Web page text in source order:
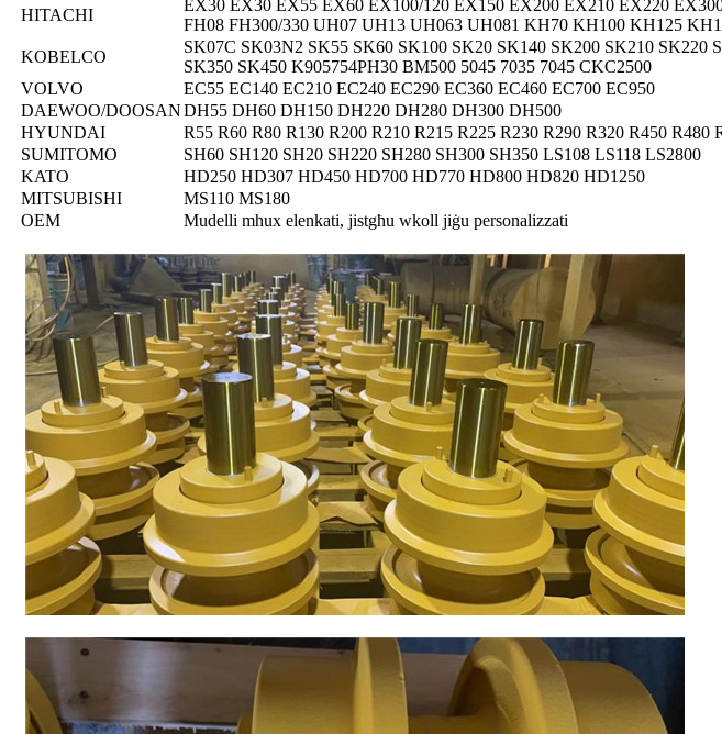
HITACHI
EX30 EX30 EX55 EX60 EX100/120 EX150 EX200 EX210 EX220
FH08 FH300/330 UH07 UH13 UH063 UH081 KH70 KH100 KH125
KOBELCO
SK07C SK03N2 SK55 SK60 SK100 SK20 SK140 SK200 SK210
SK350 SK450 K905754PH30 BM500 5045 7035 7045 CKC2500
VOLVO
EC55 EC140 EC210 EC240 EC290 EC360 EC460 EC700 EC950
DAEWOO/DOOSANDH55 DH60 DH150 DH220 DH280 DH300 DH500
HYUNDAI
R55 R60 R80 R130 R200 R210 R215 R225 R230 R290 R320 R450 R480
SUMITOMO
SH60 SH120 SH20 SH220 SH280 SH300 SH350 LS108 LS118 LS2800
KATO
HD250 HD307 HD450 HD700 HD770 HD800 HD820 HD1250
MITSUBISHI
MS110 MS180
OEM
Mudelli mhux elenkati, jistgħu wkoll jiġu personalizzati